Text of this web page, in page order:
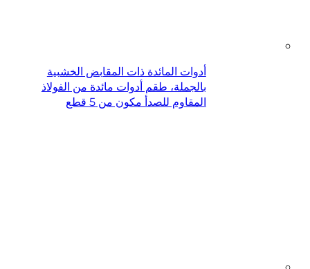
أدوات المائدة ذات المقابض الخشبية
بالجملة، طقم أدوات مائدة من الفولاذ
المقاوم للصدأ مكون من 5 قطع